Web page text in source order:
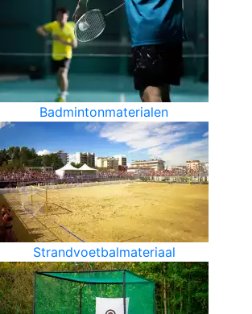
Badmintonmaterialen
Strandvoetbalmateriaal